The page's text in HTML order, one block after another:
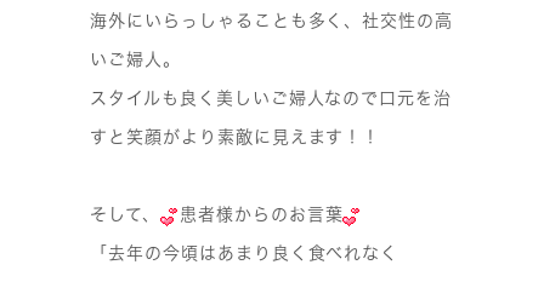
海外にいらっしゃることも多く、社交性の高
いご婦人。
スタイルも良く美しいご婦人なので口元を治
すと笑顔がより素敵に見えます！！
そして、 患者様からのお言葉
「去年の今頃はあまり良く食べれなく